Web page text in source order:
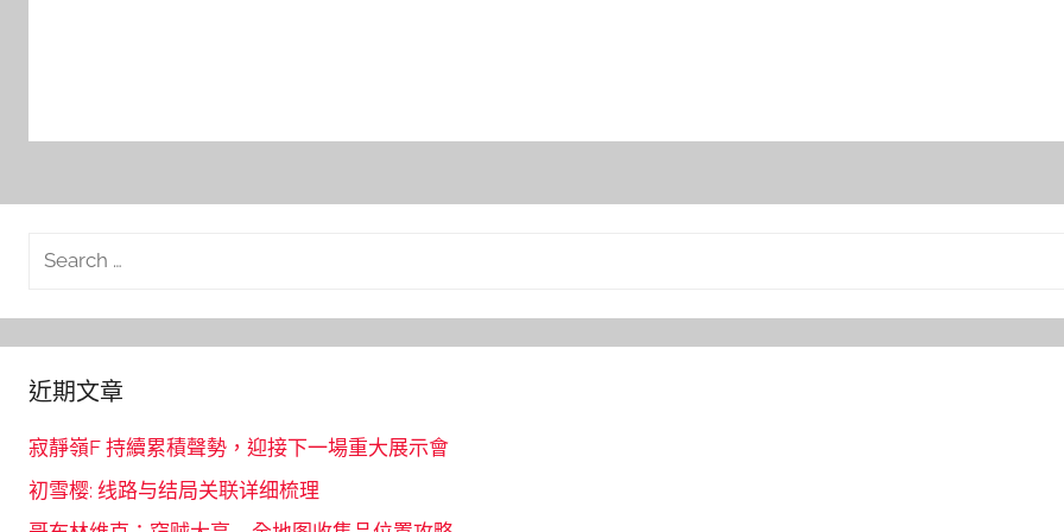
Search
近期文章
寂靜嶺F 持續累積聲勢，迎接下一場重大展示會
初雪樱: 线路与结局关联详细梳理